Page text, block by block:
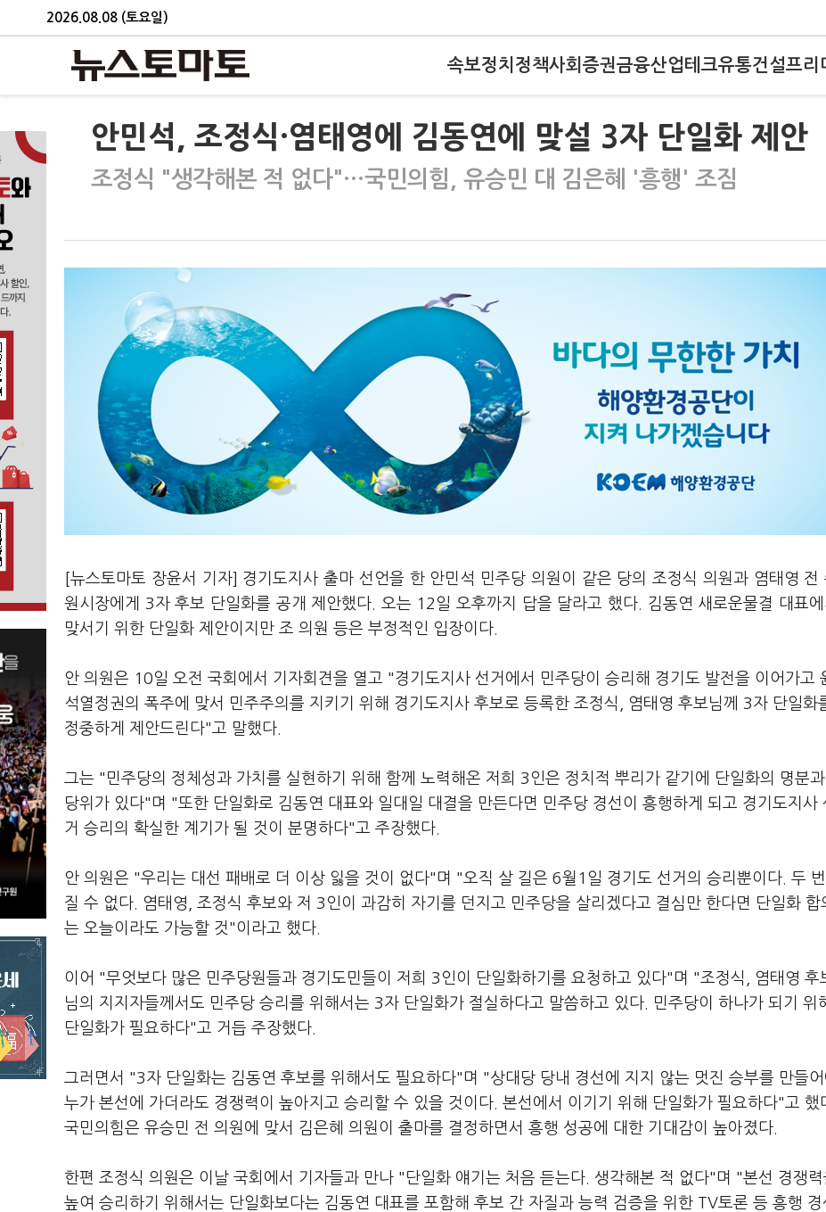
2026.08.08 (토요일)
속보정치 정책사회 증권금융산업테크유통건설프리
안민석, 조정식·염태영에 김동연에 맞설 3자 단일화 제안
조정식 "생각해본 적 없다"…국민의힘, 유승민 대 김은혜 '흥행' 조짐
[뉴스토마토 장윤서 기자] 경기도지사 출마 선언을 한 안민석 민주당 의원이 같은 당의 조정식 의원과 염태영 전
원시장에게 3자 후보 단일화를 공개 제안했다. 오는 12일 오후까지 답을 달라고 했다. 김동연 새로운물결 대표에
맞서기 위한 단일화 제안이지만 조 의원 등은 부정적인 입장이다.
안 의원은 10일 오전 국회에서 기자회견을 열고 "경기도지사 선거에서 민주당이 승리해 경기도 발전을 이어가고
석열정권의 폭주에 맞서 민주주의를 지키기 위해 경기도지사 후보로 등록한 조정식, 염태영 후보님께 3자 단일화
정중하게 제안드린다"고 말했다.
그는 "민주당의 정체성과 가치를 실현하기 위해 함께 노력해온 저희 3인은 정치적 뿌리가 같기에 단일화의 명분과
당위가 있다"며 "또한 단일화로 김동연 대표와 일대일 대결을 만든다면 민주당 경선이 흥행하게 되고 경기도지사
거 승리의 확실한 계기가 될 것이 분명하다"고 주장했다.
안 의원은 "우리는 대선 패배로 더 이상 잃을 것이 없다"며 "오직 살 길은 6월1일 경기도 선거의 승리뿐이다. 두 번
질 수 없다. 염태영, 조정식 후보와 저 3인이 과감히 자기를 던지고 민주당을 살리겠다고 결심만 한다면 단일화 합
는 오늘이라도 가능할 것"이라고 했다.
이어 "무엇보다 많은 민주당원들과 경기도민들이 저희 3인이 단일화하기를 요청하고 있다"며 "조정식, 염태영 후
님의 지지자들께서도 민주당 승리를 위해서는 3자 단일화가 절실하다고 말씀하고 있다. 민주당이 하나가 되기 위
단일화가 필요하다"고 거듭 주장했다.
그러면서 "3자 단일화는 김동연 후보를 위해서도 필요하다"며 "상대당 당내 경선에 지지 않는 멋진 승부를 만들어
누가 본선에 가더라도 경쟁력이 높아지고 승리할 수 있을 것이다. 본선에서 이기기 위해 단일화가 필요하다"고 했
국민의힘은 유승민 전 의원에 맞서 김은혜 의원이 출마를 결정하면서 흥행 성공에 대한 기대감이 높아졌다.
한편 조정식 의원은 이날 국회에서 기자들과 만나 "단일화 얘기는 처음 듣는다. 생각해본 적 없다"며 "본선 경쟁력
높여 승리하기 위해서는 단일화보다는 김동연 대표를 포함해 후보 간 자질과 능력 검증을 위한 TV토론 등 흥행 경